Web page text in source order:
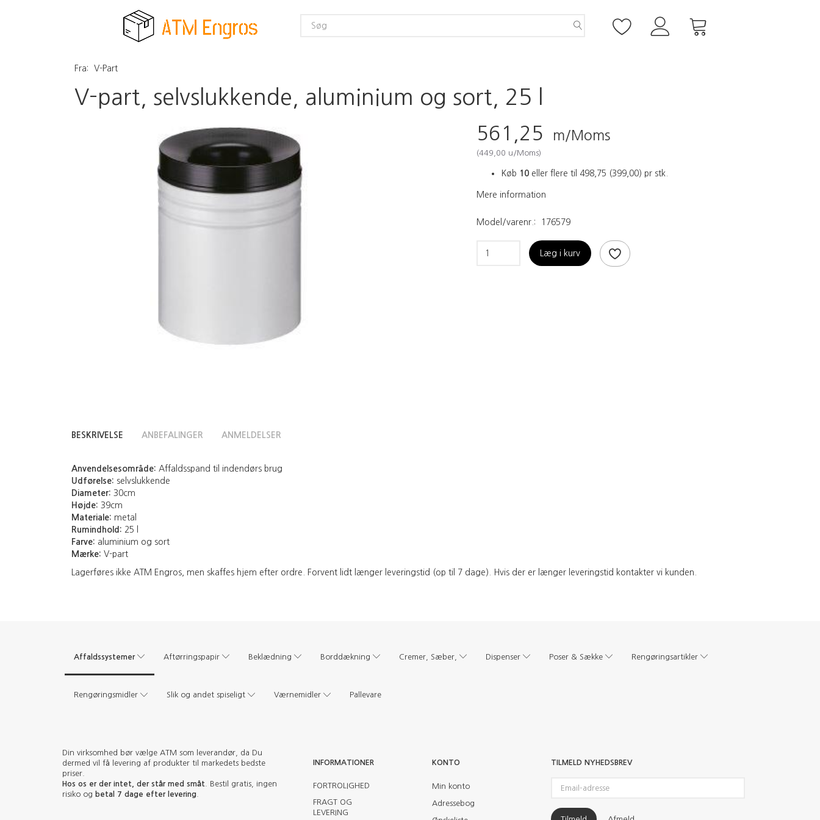
Fra: V-Part
V-part, selvslukkende, aluminium og sort, 25 l
561,25 m/Moms
(449,00 u/Moms)
Køb 10 eller flere til 498,75 (399,00) pr stk.
Mere information
Model/varenr.: 176579
Læg i kurv
BESKRIVELSE ANBEFALINGER ANMELDELSER
Anvendelsesområde: Affaldsspand til indendørs brug
Udførelse: selvslukkende
Diameter: 30cm
Højde: 39cm
Materiale: metal
Rumindhold: 25 l
Farve: aluminium og sort
Mærke: V-part
Lagerføres ikke ATM Engros, men skaffes hjem efter ordre. Forvent lidt længer leveringstid (op til 7 dage). Hvis der er længer leveringstid kontakter vi kunden.
Affaldssystemer Aftørringspapir Beklædning Borddækning Cremer, Sæber, Dispenser Poser & Sække Rengøringsartikler
Rengøringsmidler Slik og andet spiseligt Værnemidler Pallevare
Din virksomhed bør vælge ATM som leverandør, da Du
dermed vil få levering af produkter til markedets bedste
priser.
Hos os er der intet, der står med småt . Bestil gratis, ingen
risiko og betal 7 dage efter levering
INFORMATIONER
FORTROLIGHED
FRAGT OG
LEVERING
KONTO
Min konto
Adressebog
TILMELD NYHEDSBREV
adresse